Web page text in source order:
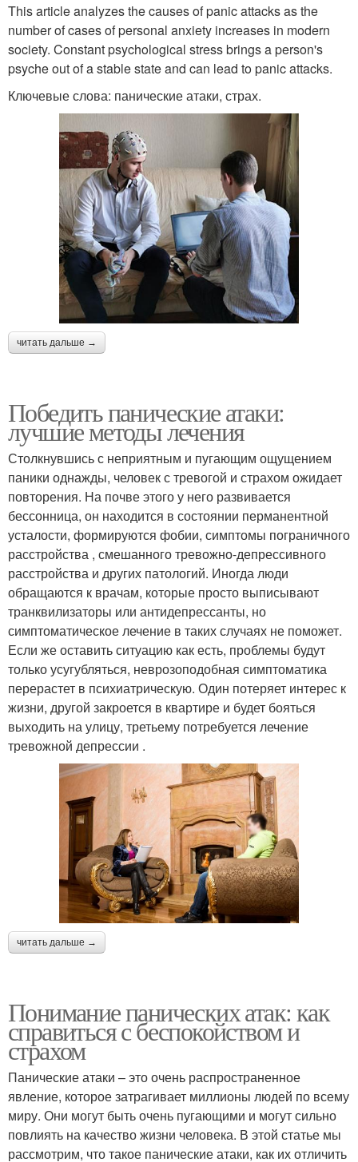
This article analyzes the causes of panic attacks as the
number of cases of personal anxiety increases in modern
society. Constant psychological stress brings a person's
psyche out of a stable state and can lead to panic attacks.
Ключевые слова: панические атаки, страх.
читать дальше →
Победить панические атаки:
лучшие методы лечения
Столкнувшись с неприятным и пугающим ощущением
паники однажды, человек с тревогой и страхом ожидает
повторения. На почве этого у него развивается
бессонница, он находится в состоянии перманентной
усталости, формируются фобии, симптомы пограничного
расстройства , смешанного тревожно-депрессивного
расстройства и других патологий. Иногда люди
обращаются к врачам, которые просто выписывают
транквилизаторы или антидепрессанты, но
симптоматическое лечение в таких случаях не поможет.
Если же оставить ситуацию как есть, проблемы будут
только усугубляться, неврозоподобная симптоматика
перерастет в психиатрическую. Один потеряет интерес к
жизни, другой закроется в квартире и будет бояться
выходить на улицу, третьему потребуется лечение
тревожной депрессии .
читать дальше →
Понимание панических атак: как
справиться с беспокойством и
страхом
Панические атаки – это очень распространенное
явление, которое затрагивает миллионы людей по всему
миру. Они могут быть очень пугающими и могут сильно
повлиять на качество жизни человека. В этой статье мы
рассмотрим, что такое панические атаки, как их отличить